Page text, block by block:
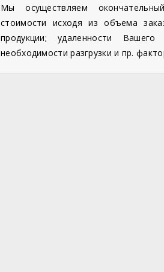
Мы осуществляем
стоимости исходя из объема
продукции; удаленности Вашего
необходимости разгрузки и пр.